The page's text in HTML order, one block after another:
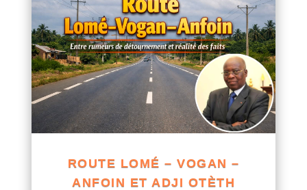
ROUTE LOMÉ – VOGAN –
ANFOIN ET ADJI OTÈTH